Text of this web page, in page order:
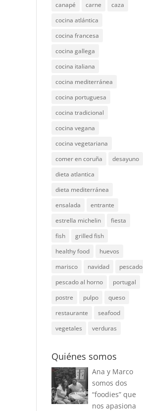
canapé
carne
caza
cocina atlántica
cocina francesa
cocina gallega
cocina italiana
cocina mediterránea
cocina portuguesa
cocina tradicional
cocina vegana
cocina vegetariana
comer en coruña
desayuno
dieta atlantica
dieta mediterránea
ensalada
entrante
estrella michelin
fiesta
fish
grilled fish
healthy food
huevos
marisco
navidad
pescado
pescado al horno
portugal
postre
pulpo
queso
restaurante
seafood
vegetales
verduras
Quiénes somos
Ana y Marco
somos dos
“foodies” que
nos apasiona